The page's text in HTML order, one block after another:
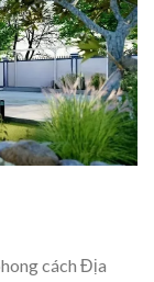
cách Địa